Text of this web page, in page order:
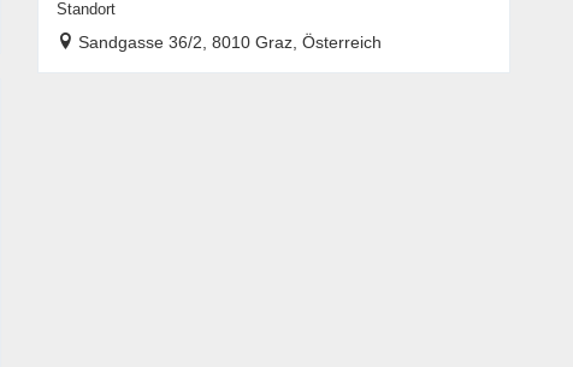
Standort
Sandgasse 36/2, 8010 Graz, Österreich